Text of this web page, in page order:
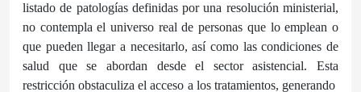
listado de patologías definidas por una resolución ministerial,
no contempla el universo real de personas que lo emplean o
que pueden llegar a necesitarlo, así como las condiciones de
salud que se abordan desde el sector asistencial. Esta
restricción obstaculiza el acceso a los tratamientos, generando